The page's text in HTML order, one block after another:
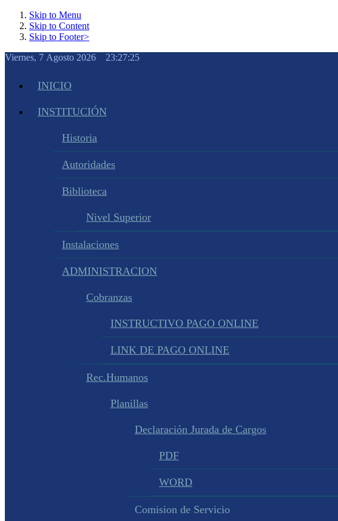
Skip to Menu
Skip to Content
Skip to Footer>
Viernes, 7 Agosto 2026 23:27:26
INICIO
INSTITUCIÓN
Historia
Autoridades
Biblioteca
Nivel Superior
Instalaciones
ADMINISTRACION
Cobranzas
INSTRUCTIVO PAGO ONLINE
LINK DE PAGO ONLINE
Rec.Humanos
Planillas
Declaración Jurada de Cargos
PDF
WORD
Comision de Servicio